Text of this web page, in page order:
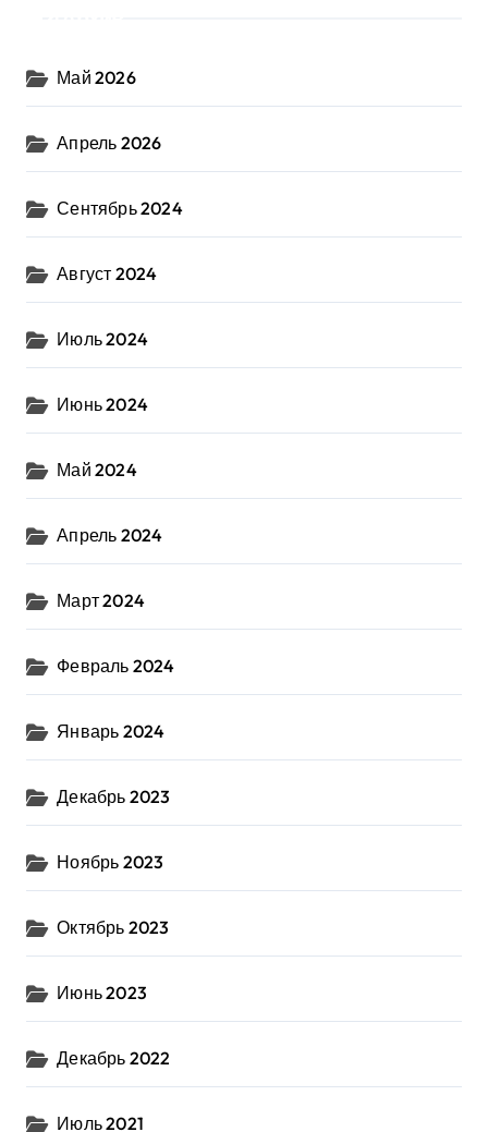
Май 2026
Апрель 2026
Сентябрь 2024
Август 2024
Июль 2024
Июнь 2024
Май 2024
Апрель 2024
Март 2024
Февраль 2024
Январь 2024
Декабрь 2023
Ноябрь 2023
Октябрь 2023
Июнь 2023
Декабрь 2022
Июль 2021